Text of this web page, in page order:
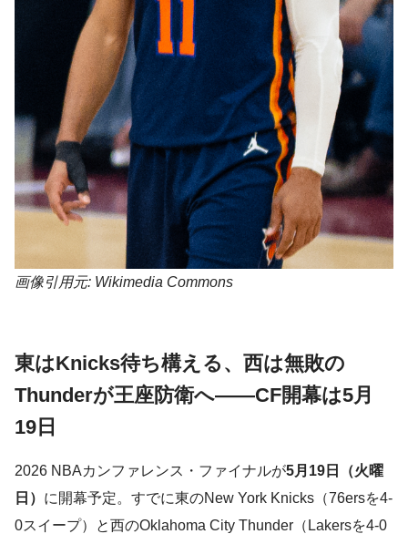
画像引用元: Wikimedia Commons
東はKnicks待ち構える、西は無敗の
Thunderが王座防衛へ——CF開幕は5月
19日
2026 NBAカンファレンス・ファイナルが5月19日（火曜
日） に開幕予定。すでに東のNew York Knicks（76ersを4-
0スイープ）と西のOklahoma City Thunder（Lakersを4-0